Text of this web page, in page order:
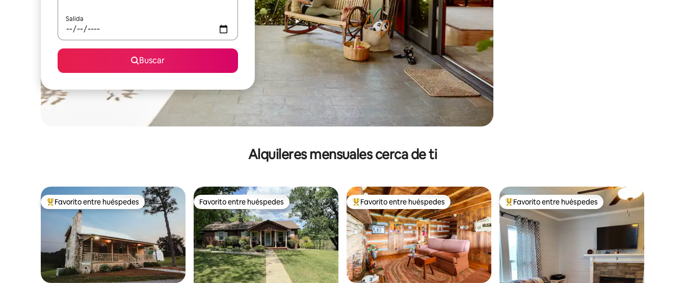
Salida
Buscar
Alquileres mensuales cerca de ti
Favorito entre huéspedes preferido
Favorito entre huéspedes Favorito entre huéspedes
Favorito entre huéspedes Favorito entre huéspedes preferido
Favorito entre huéspedes Favorito entre huéspedes preferido
Favorito entre huéspedes